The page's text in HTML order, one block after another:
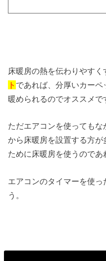
床暖房の熱を伝わりやすく
ト であれば、分厚いカー
暖められるのでオススメで
ただエアコンを使っても
から床暖房を設置する方
ために床暖房を使うのであ
エアコンのタイマーを使っ
う。